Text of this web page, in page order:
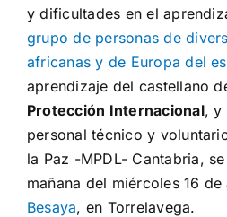
y dificultades en el
grupo de personas de
africanas y de Europa del
aprendizaje del castellano
Protección Internacional, y
personal técnico y
la Paz -MPDL- Cantabria,
mañana del miércoles 16
Besaya, en Torrelavega.